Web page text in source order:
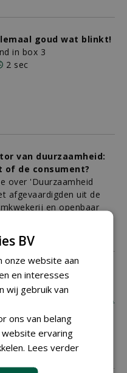
goud wat blinkt!
in box 3
2 sec
van duurzaamheid:
of de consument?
over 'Duurzaamheid
afgevaardigden uit de
en openbaar
van Deense
kennisuitwisseling
.
2 sec
BV
onze website aan
en interesses
wij gebruik van
ons van belang
ervaring
Lees verder